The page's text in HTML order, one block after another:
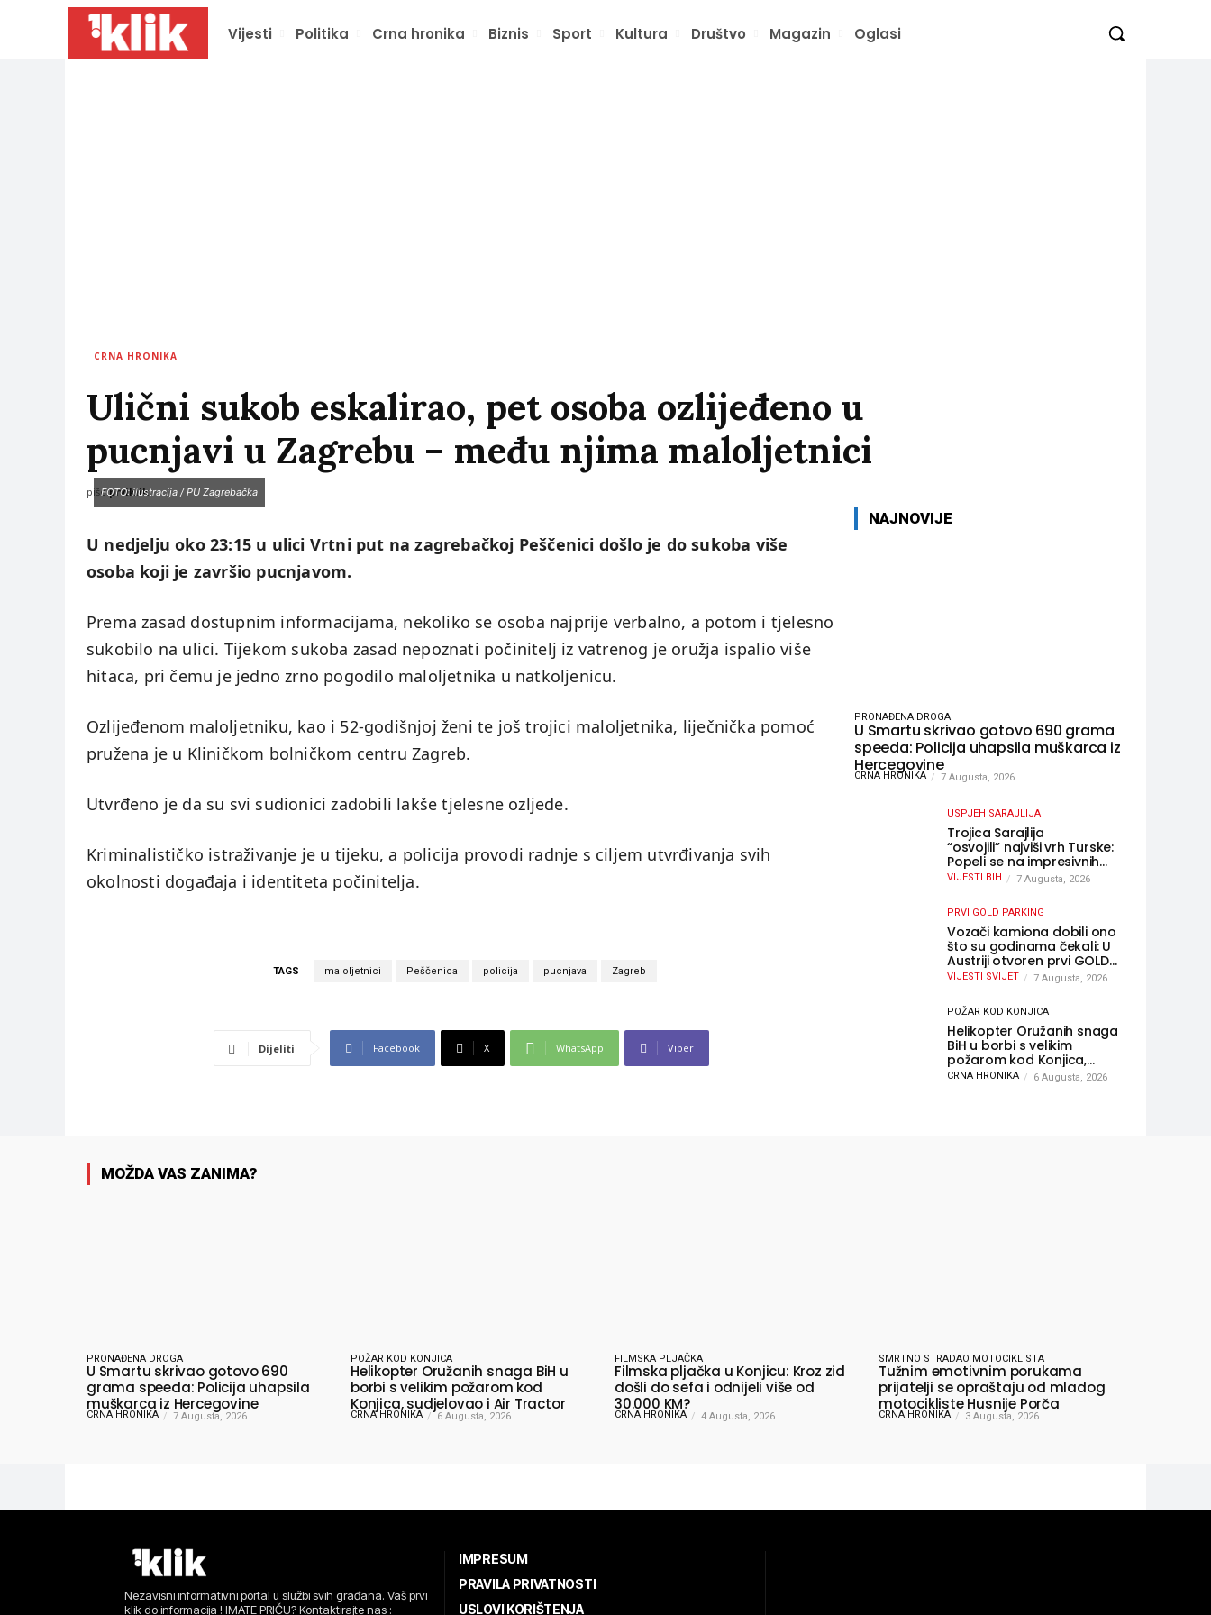
Vijesti Politika Crna hronika Biznis Sport Kultura Društvo Magazin Oglasi
CRNA HRONIKA
Ulični sukob eskalirao, pet osoba ozlijeđeno u
pucnjavi u Zagrebu – među njima maloljetnici
piše:prviklik
FOTO: ilustracija / PU Zagrebačka
U nedjelju oko 23:15 u ulici Vrtni put na zagrebačkoj Peščenici došlo je do sukoba više
osoba koji je završio pucnjavom.
Prema zasad dostupnim informacijama, nekoliko se osoba najprije verbalno, a potom i tjelesno
sukobilo na ulici. Tijekom sukoba zasad nepoznati počinitelj iz vatrenog je oružja ispalio više
hitaca, pri čemu je jedno zrno pogodilo maloljetnika u natkoljenicu.
Ozlijeđenom maloljetniku, kao i 52-godišnjoj ženi te još trojici maloljetnika, liječnička pomoć
pružena je u Kliničkom bolničkom centru Zagreb.
Utvrđeno je da su svi sudionici zadobili lakše tjelesne ozljede.
Kriminalističko istraživanje je u tijeku, a policija provodi radnje s ciljem utvrđivanja svih
okolnosti događaja i identiteta počinitelja.
TAGS maloljetnici Peščenica policija pucnjava Zagreb
Dijeliti Facebook X WhatsApp Viber
NAJNOVIJE
PRONAĐENA DROGA
U Smartu skrivao gotovo 690 grama
speeda: Policija uhapsila muškarca iz
Hercegovine
CRNA HRONIKA 7 Augusta, 2026
USPJEH SARAJLIJA
Trojica Sarajlija
“osvojili” najviši vrh Turske:
Popeli se na impresivnih
5.137 metara
VIJESTI BIH 7 Augusta, 2026
PRVI GOLD PARKING
Vozači kamiona dobili ono
što su godinama čekali: U
Austriji otvoren prvi GOLD
sigurni parking
VIJESTI SVIJET 7 Augusta, 2026
POŽAR KOD KONJICA
Helikopter Oružanih snaga
BiH u borbi s velikim
požarom kod Konjica,
sudjelovao i Air Tractor
CRNA HRONIKA 6 Augusta, 2026
MOŽDA VAS ZANIMA?
PRONAĐENA DROGA
U Smartu skrivao gotovo 690
grama speeda: Policija uhapsila
muškarca iz Hercegovine
CRNA HRONIKA 7 Augusta, 2026
POŽAR KOD KONJICA
Helikopter Oružanih snaga BiH u
borbi s velikim požarom kod
Konjica, sudjelovao i Air Tractor
CRNA HRONIKA 6 Augusta, 2026
FILMSKA PLJAČKA
Filmska pljačka u Konjicu: Kroz zid
došli do sefa i odnijeli više od
30.000 KM?
CRNA HRONIKA 4 Augusta, 2026
SMRTNO STRADAO MOTOCIKLISTA
Tužnim emotivnim porukama
prijatelji se opraštaju od mladog
motocikliste Husnije Porča
CRNA HRONIKA 3 Augusta, 2026
Nezavisni informativni portal u službi svih građana. Vaš prvi
klik do informacija ! IMATE PRIČU? Kontaktirajte nas :
IMPRESUM
PRAVILA PRIVATNOSTI
USLOVI KORIŠTENJA